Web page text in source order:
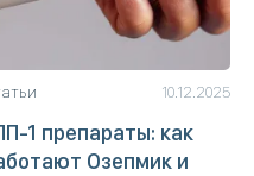
10.12.2025
1 препараты: как
Озепмик и